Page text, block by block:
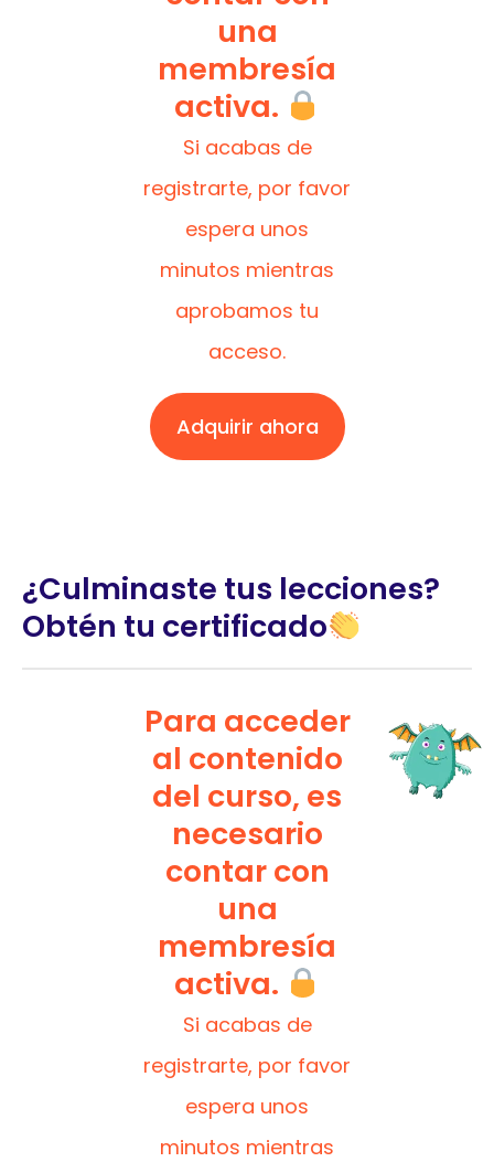
una
membresía
activa.
Si acabas de
registrarte, por favor
espera unos
minutos mientras
aprobamos tu
acceso.
Adquirir ahora
¿Culminaste tus lecciones?
Obtén tu certificado
Para acceder
al contenido
del curso, es
necesario
contar con
una
membresía
activa.
Si acabas de
registrarte, por favor
espera unos
minutos mientras